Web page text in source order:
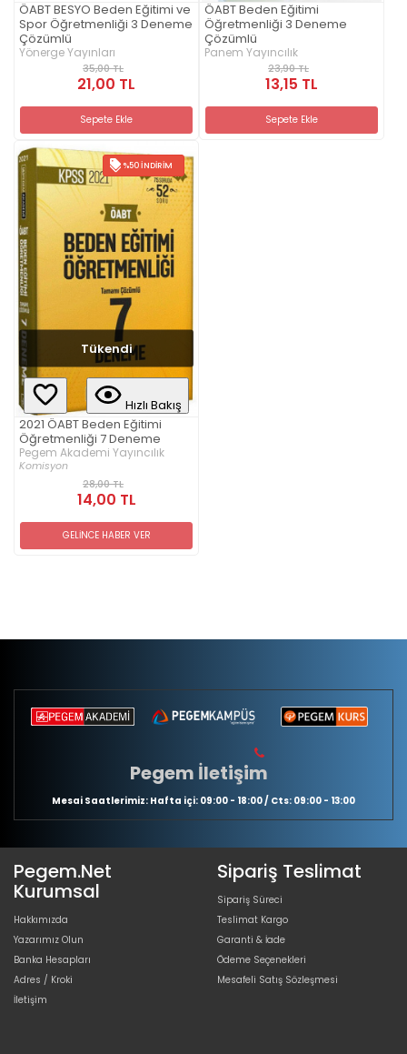
ÖABT BESYO Beden Eğitimi ve
Spor Öğretmenliği 3 Deneme
Çözümlü
Yönerge Yayınları
35,00 TL
21,00 TL
Sepete Ekle
ÖABT Beden Eğitimi
Öğretmenliği 3 Deneme
Çözümlü
Panem Yayıncılık
23,90 TL
13,15 TL
Sepete Ekle
%50 İNDIRIM
Tükendi
Hızlı Bakış
2021 ÖABT Beden Eğitimi
Öğretmenliği 7 Deneme
Pegem Akademi Yayıncılık
Komisyon
28,00 TL
14,00 TL
GELİNCE HABER VER
Pegem İletişim
Mesai Saatlerimiz: Hafta içi: 09:00 - 18:00 / Cts: 09:00 - 13:00
Pegem.Net
Kurumsal
Hakkımızda
Yazarımız Olun
Banka Hesapları
Adres / Kroki
İletişim
Sipariş Teslimat
Sipariş Süreci
Teslimat Kargo
Garanti & İade
Ödeme Seçenekleri
Mesafeli Satış Sözleşmesi